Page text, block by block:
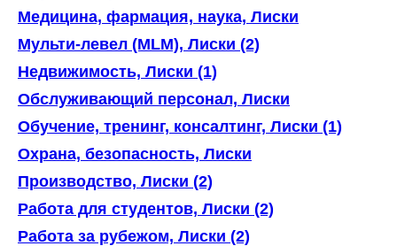
Медицина, фармация, наука, Лиски
Мульти-левел (MLM), Лиски (2)
Недвижимость, Лиски (1)
Обслуживающий персонал, Лиски
Обучение, тренинг, консалтинг, Лиски (1)
Охрана, безопасность, Лиски
Производство, Лиски (2)
Работа для студентов, Лиски (2)
Работа за рубежом, Лиски (2)